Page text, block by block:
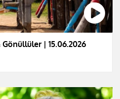
| 15.06.2026